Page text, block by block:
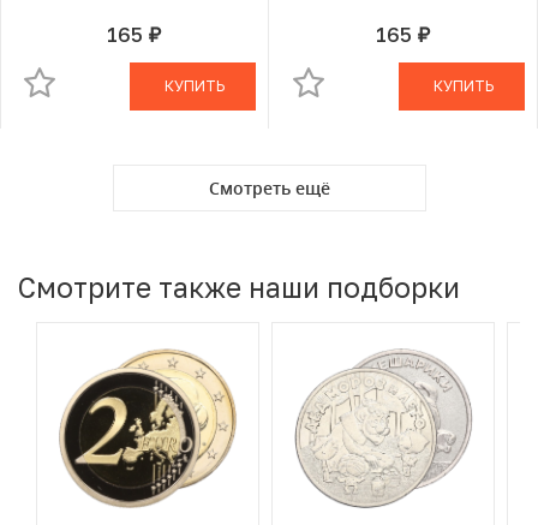
165 руб.В КОРЗИНЕ
КУПИТЬ
165 руб.В КОРЗИНЕ
КУПИТЬ
Смотреть ещё
Смотрите также наши подборки